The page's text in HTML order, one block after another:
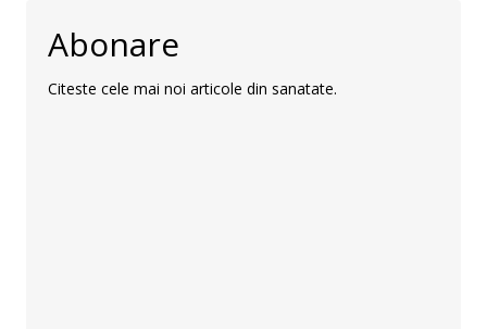
Abonare
Citeste cele mai noi articole din sanatate.